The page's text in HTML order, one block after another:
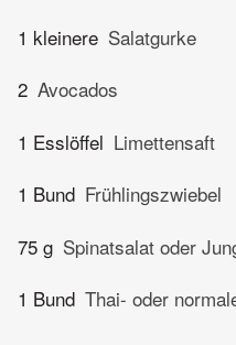
1 kleinere Salatgurke
2 Avocados
1 Esslöffel Limettensaft
1 Bund Frühlingszwiebel
75 g Spinatsalat oder
1 Bund Thai- oder